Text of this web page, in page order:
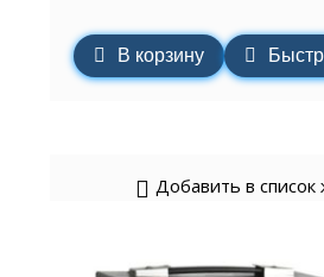
В корзину
Добавить в список